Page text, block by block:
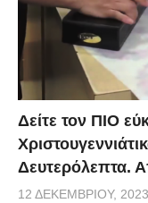
Δείτε τον ΠΙΟ
Δευτερόλεπτα.
12 ΔΕΚΕΜΒΡΊΟΥ, 2023